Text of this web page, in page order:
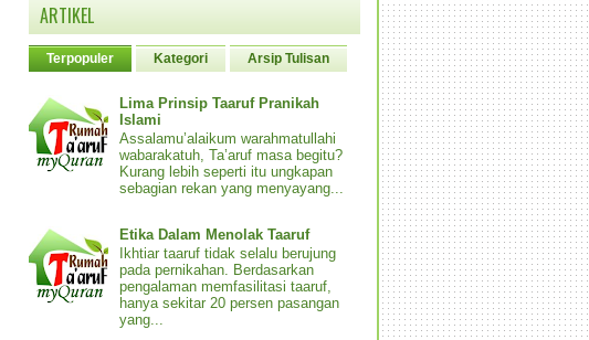
ARTIKEL
Terpopuler Kategori Arsip Tulisan
Lima Prinsip Taaruf Pranikah
Islami
Assalamu’alaikum warahmatullahi
wabarakatuh, Ta’aruf masa begitu?
Kurang lebih seperti itu ungkapan
sebagian rekan yang menyayang...
Etika Dalam Menolak Taaruf
Ikhtiar taaruf tidak selalu berujung
pada pernikahan. Berdasarkan
pengalaman memfasilitasi taaruf,
hanya sekitar 20 persen pasangan
yang...